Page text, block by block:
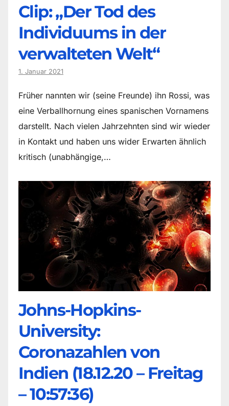
Clip: „Der Tod des
Individuums in der
verwalteten Welt“
1. Januar 2021
Früher nannten wir (seine Freunde) ihn Rossi, was
eine Verballhornung eines spanischen Vornamens
darstellt. Nach vielen Jahrzehnten sind wir wieder
in Kontakt und haben uns wider Erwarten ähnlich
kritisch (unabhängige,…
Johns-Hopkins-
University:
Coronazahlen von
Indien (18.12.20 – Freitag
– 10:57:36)